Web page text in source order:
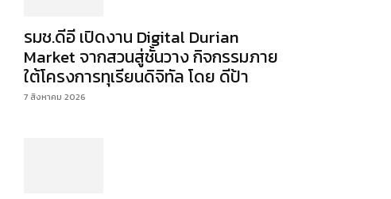
รมช.ดีอี เปิดงาน Digital Durian
Market จากสวนสู่ชั้นวาง กิจกรรมภาย
ใต้โครงการทุเรียนดิจิทัล โดย ดีป้า
7 สิงหาคม 2026